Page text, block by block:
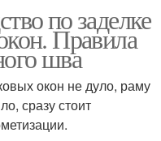
по заделке
Правила
шва
окон не дуло, раму
сразу стоит